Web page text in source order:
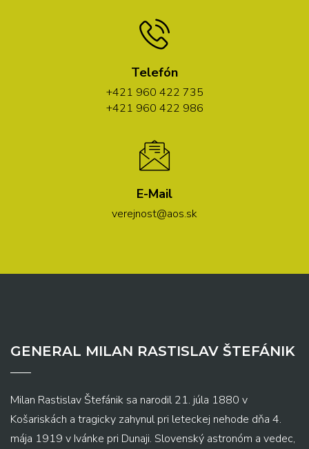
Telefón
+421 960 422 735
+421 960 422 986
E-Mail
verejnost@aos.sk
GENERAL MILAN RASTISLAV ŠTEFÁNIK
Milan Rastislav Štefánik sa narodil 21. júla 1880 v
Košariskách a tragicky zahynul pri leteckej nehode dňa 4.
mája 1919 v Ivánke pri Dunaji. Slovenský astronóm a vedec,